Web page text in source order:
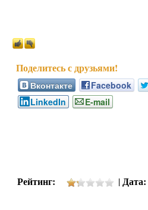
Вконтакте Facebook
LinkedIn
E-mail
Рейтинг: |Дата: